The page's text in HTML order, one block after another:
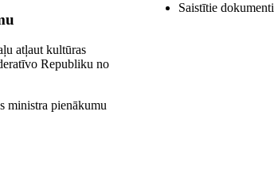
atļaut kultūras
Republiku no
ministra pienākumu
Saistītie dokumenti